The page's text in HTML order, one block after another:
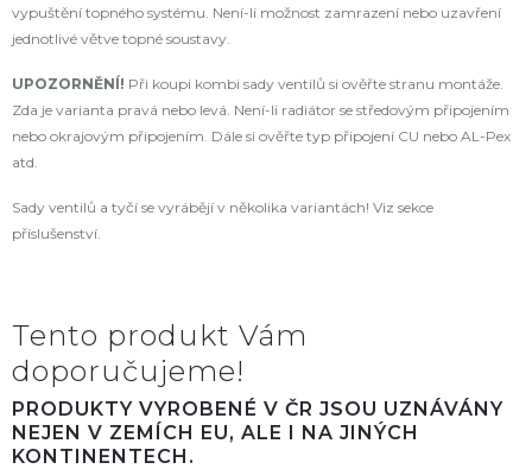
vypuštění topného systému. Není-li možnost zamrazení nebo uzavření
jednotlivé větve topné soustavy.
UPOZORNĚNÍ! Při koupi kombi sady ventilů si ověřte stranu montáže.
Zda je varianta pravá nebo levá. Není-li radiátor se středovým připojením
nebo okrajovým připojením. Dále si ověřte typ připojení CU nebo AL-Pex
atd.
Sady ventilů a tyčí se vyrábějí v několika variantách! Viz sekce
příslušenství.
Tento produkt Vám
doporučujeme!
PRODUKTY VYROBENÉ V ČR JSOU UZNÁVÁNY
NEJEN V ZEMÍCH EU, ALE I NA JINÝCH
KONTINENTECH.